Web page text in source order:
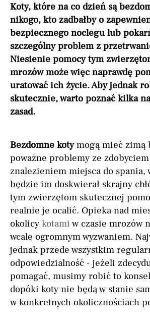
Koty, które na co dzień są
nikogo, kto zadbałby o
bezpiecznego noclegu lub
szczególny problem z
Niesienie pomocy tym
mrozów może więc naprawdę
uratować ich życie. Aby jednak
skutecznie, warto poznać kilka
zasad.
Bezdomne kotymogą mieć zimą
poważne problemy ze
znalezieniem miejsca do spania,
będzie im doskwierał skrajny
tym zwierzętom skutecznej
realnie je ocalić. Opieka nad
okolicy kotami w czasie mrozów
wcale ogromnym wyzwaniem.
jednak przede wszystkim
odpowiedzialność - jeżeli
pomagać, musimy robić to
dopóki koty nie będą w stanie
w konkretnych okolicznościach